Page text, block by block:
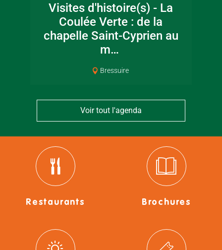
Visites d'histoire(s) - La
Coulée Verte : de la
chapelle Saint-Cyprien au
m…
Bressuire
Voir tout l'agenda
Restaurants Brochures